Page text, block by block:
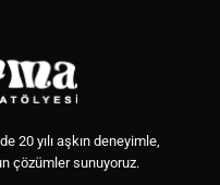
20 yılı aşkın deneyimle,
çözümler sunuyoruz.